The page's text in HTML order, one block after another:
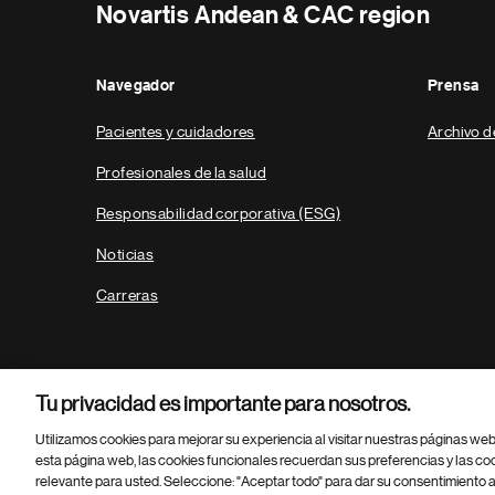
Novartis Andean & CAC region
Navegador
Pacientes y cuidadores
Profesionales de la salud
Responsabilidad corporativa (ESG)
Noticias
Carreras
Prensa
Archivo
Parte
© 2026 Novartis AG
Tu privacidad es importante para nosotros.
Utilizamos cookies para mejorar su experiencia al visitar nuestras páginas
esta página web, las cookies funcionales recuerdan sus preferencias y las
relevante para usted. Seleccione: "Aceptar todo" para dar su consentimiento